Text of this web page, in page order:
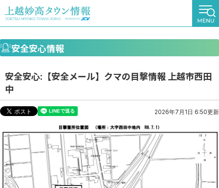
安全安心情報
安全安心:【安全メール】クマの目撃情報 上越市西田
中
2026年7月1日 6:50更新